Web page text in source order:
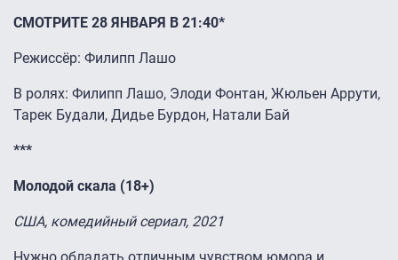
СМОТРИТЕ 28 ЯНВАРЯ В 21:40*
Режиссёр: Филипп Лашо
В ролях: Филипп Лашо, Элоди Фонтан, Жюльен Аррути,
Тарек Будали, Дидье Бурдон, Натали Бай
***
Молодой скала (18+)
США, комедийный сериал, 2021